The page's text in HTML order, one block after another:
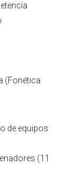
(Fonética
de equipos
(11